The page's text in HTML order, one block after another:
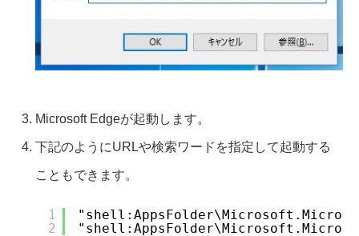
Microsoft Edgeが起動します。
下記のようにURLや検索ワードを指定して起動する
こともできます。
1
2